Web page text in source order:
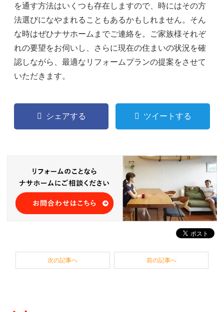
を通す方法はいくつも存在しますので、時にはその方
法選びになやまれることもあるかもしれません。そん
な時はぜひナサホームまでご連絡を。ご家族様それぞ
れの要望をお伺いし、さらに現在の住まいの状況を確
認しながら、最適なリフォームプランの提案をさせて
いただきます。
シェアする ツイートする
次の記事へ 前の記事へ